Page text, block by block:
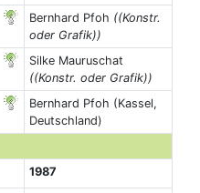
Bernhard Pfoh ((Konstr.
oder Grafik))
Silke Mauruschat
((Konstr. oder Grafik))
Bernhard Pfoh (Kassel,
Deutschland)
1987